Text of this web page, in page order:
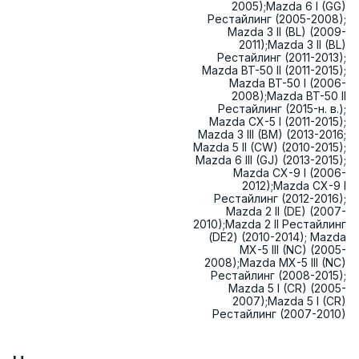
2005);Mazda 6 I (GG)
Рестайлинг (2005-2008);
Mazda 3 II (BL) (2009-
2011);Mazda 3 II (BL)
Рестайлинг (2011-2013);
Mazda BT-50 II (2011-2015);
Mazda BT-50 I (2006-
2008);Mazda BT-50 II
Рестайлинг (2015-н. в.);
Mazda CX-5 I (2011-2015);
Mazda 3 III (BM) (2013-2016;
Mazda 5 II (CW) (2010-2015);
Mazda 6 III (GJ) (2013-2015);
Mazda CX-9 I (2006-
2012);Mazda CX-9 I
Рестайлинг (2012-2016);
Mazda 2 II (DE) (2007-
2010);Mazda 2 II Рестайлинг
(DE2) (2010-2014); Mazda
MX-5 III (NC) (2005-
2008);Mazda MX-5 III (NC)
Рестайлинг (2008-2015);
Mazda 5 I (CR) (2005-
2007);Mazda 5 I (CR)
Рестайлинг (2007-2010)